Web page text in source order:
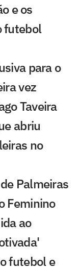
e os
futebol
para o
vez
Taveira
abriu
no
Palmeiras
Feminino
ao
futebol e